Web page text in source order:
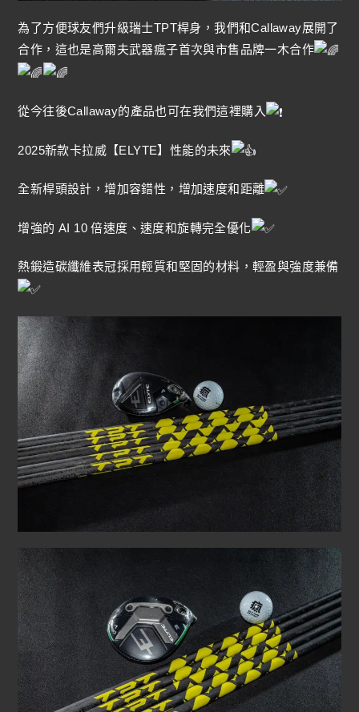
為了方便球友們升級瑞士TPT桿身，我們和Callaway展開了
合作，這也是高爾夫武器瘋子首次與市售品牌一木合作
從今往後Callaway的產品也可在我們這裡購入
2025新款卡拉威【ELYTE】性能的未來
全新桿頭設計，增加容錯性，增加速度和距離
增強的 AI 10 倍速度、速度和旋轉完全優化
熱鍛造碳纖維表冠採用輕質和堅固的材料，輕盈與強度兼備